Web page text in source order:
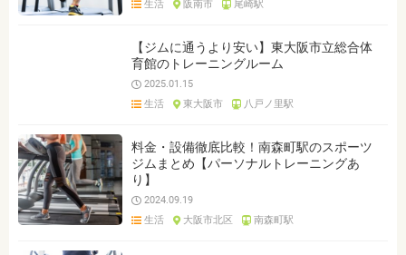
生活
阪南市 尾崎駅
【ジムに通うより安い】東大阪市立総合体
育館のトレーニングルーム
2025.01.15
生活
東大阪市 八戸ノ里駅
料金・設備徹底比較！南森町駅のスポーツ
ジムまとめ【パーソナルトレーニングあ
り】
2024.09.19
生活
大阪市北区 南森町駅